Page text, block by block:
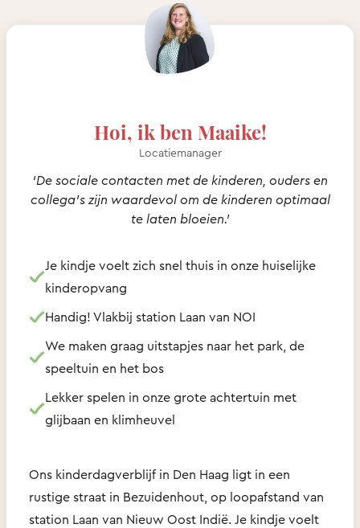
Hoi, ik ben Maaike!
Locatiemanager
‘De sociale contacten met de kinderen, ouders en
collega's zijn waardevol om de kinderen optimaal
te laten bloeien.’
Je kindje voelt zich snel thuis in onze huiselijke
kinderopvang
Handig! Vlakbij station Laan van NOI
We maken graag uitstapjes naar het park, de
speeltuin en het bos
Lekker spelen in onze grote achtertuin met
glijbaan en klimheuvel
Ons kinderdagverblijf in Den Haag ligt in een
rustige straat in Bezuidenhout, op loopafstand van
station Laan van Nieuw Oost Indië. Je kindje voelt